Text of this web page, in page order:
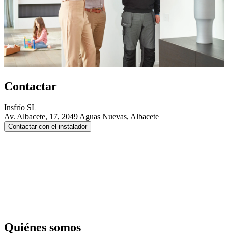
Contactar
Insfrío SL
Av. Albacete, 17, 2049 Aguas Nuevas, Albacete
Contactar con el instalador
Quiénes somos